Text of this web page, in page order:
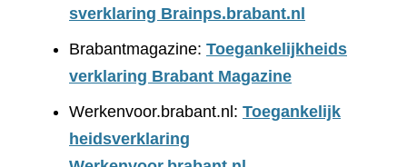
sverklaring Brainps.brabant.nl
Brabantmagazine: Toegankelijkheids
verklaring Brabant Magazine
Werkenvoor.brabant.nl: Toegankelijk
heidsverklaring